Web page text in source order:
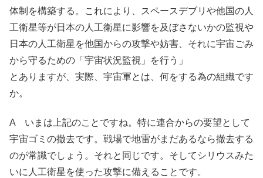
体制を構築する。これにより、スペースデブリや他国の人
工衛星等が日本の人工衛星に影響を及ぼさないかの監視や
日本の人工衛星を他国からの攻撃や妨害、それに宇宙ごみ
から守るための「宇宙状況監視」を行う」
とありますが、実際、宇宙軍とは、何をする為の組織です
か。
A いまは上記のことですね。特に連合からの要望として
宇宙ゴミの撤去です。戦場で地雷がまだあるなら撤去する
のが常識でしょう。それと同じです。そしてシリウスみた
いに人工衛星を使った攻撃に備えることです。